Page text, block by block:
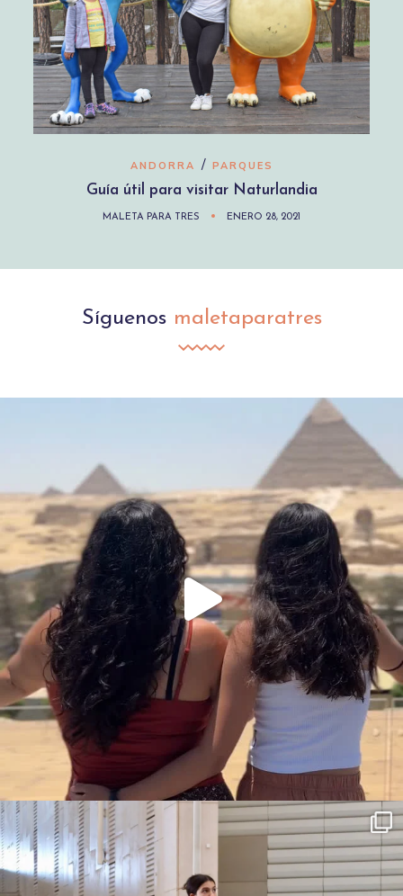
ANDORRA / PARQUES
Guía útil para visitar Naturlandia
MALETA PARA TRES ENERO 28, 2021
Síguenos maletaparatres